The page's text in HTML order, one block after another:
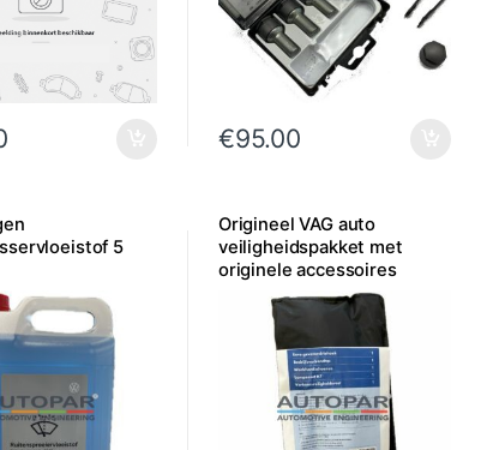
€95.00
5
Origineel VAG auto
veiligheidspakket met
originele accessoires